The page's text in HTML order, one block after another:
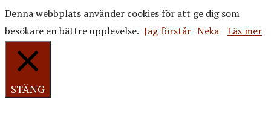
Denna webbplats använder cookies för att ge dig som
besökare en bättre upplevelse. Jag förstår Neka Läs mer
STÄNG